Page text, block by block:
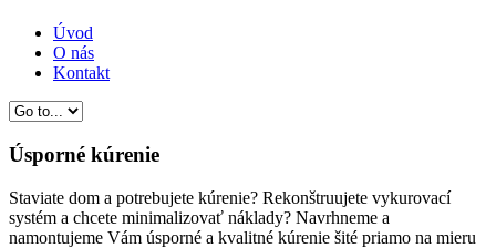
Úvod
O nás
Kontakt
Úsporné kúrenie
Staviate dom a potrebujete kúrenie? Rekonštruujete vykurovací
systém a chcete minimalizovať náklady? Navrhneme a
namontujeme Vám úsporné a kvalitné kúrenie šité priamo na mieru